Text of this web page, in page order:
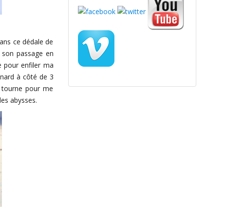
ce dédale de
passage en
pour enfiler ma
à côté de 3
pour me
abysses.